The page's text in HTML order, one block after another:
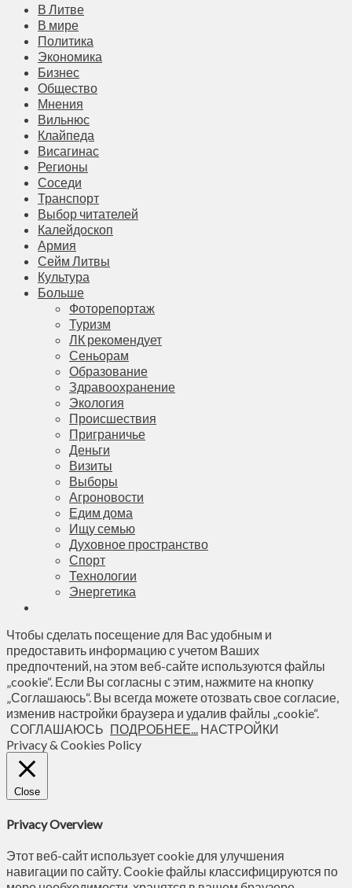
В Литве
В мире
Политика
Экономика
Бизнес
Общество
Мнения
Вильнюс
Клайпеда
Висагинас
Регионы
Соседи
Транспорт
Выбор читателей
Калейдоскоп
Армия
Сейм Литвы
Культура
Больше
Фоторепортаж
Туризм
ЛК рекомендует
Сеньорам
Образование
Здравоохранение
Экология
Происшествия
Приграничье
Деньги
Визиты
Выборы
Агроновости
Едим дома
Ищу семью
Духовное пространство
Спорт
Технологии
Энергетика
Чтобы сделать посещение для Вас удобным и
предоставить информацию с учетом Ваших
предпочтений, на этом веб-сайте используются файлы
„cookie“. Если Вы согласны с этим, нажмите на кнопку
„Соглашаюсь“. Вы всегда можете отозвать свое согласие,
изменив настройки браузера и удалив файлы „cookie“.
СОГЛАШАЮСЬ ПОДРОБНЕЕ...
НАСТРОЙКИ
Privacy & Cookies Policy
Close
Privacy Overview
Этот веб-сайт использует cookie для улучшения
навигации по сайту. Сookie файлы классифицируются по